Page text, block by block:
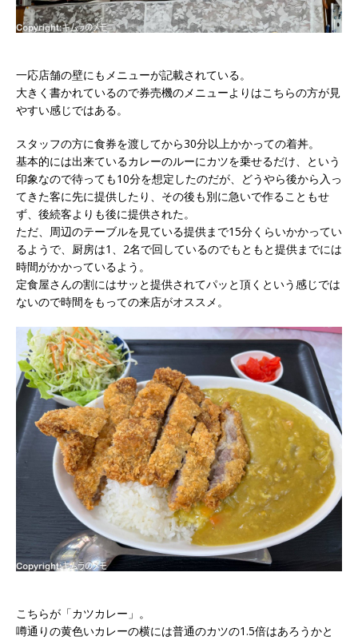
一応店舗の壁にもメニューが記載されている。
大きく書かれているので券売機のメニューよりはこちらの方が見
やすい感じではある。
スタッフの方に食券を渡してから30分以上かかっての着丼。
基本的には出来ているカレーのルーにカツを乗せるだけ、という
印象なので待っても10分を想定したのだが、どうやら後から入っ
てきた客に先に提供したり、その後も別に急いで作ることもせ
ず、後続客よりも後に提供された。
ただ、周辺のテーブルを見ている提供まで15分くらいかかってい
るようで、厨房は1、2名で回しているのでもともと提供までには
時間がかかっているよう。
定食屋さんの割にはサッと提供されてパッと頂くという感じでは
ないので時間をもっての来店がオススメ。
こちらが「カツカレー」。
噂通りの黄色いカレーの横には普通のカツの1.5倍はあろうかと